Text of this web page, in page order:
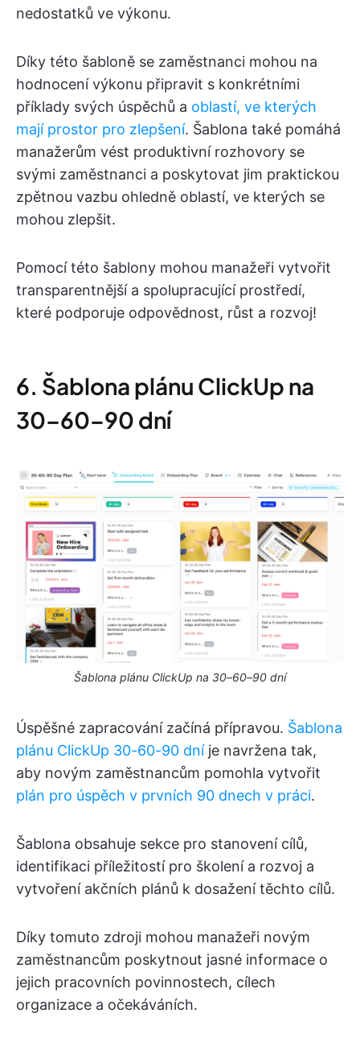
nedostatků ve výkonu.
Díky této šabloně se zaměstnanci mohou na
hodnocení výkonu připravit s konkrétními
příklady svých úspěchů a oblastí, ve kterých
mají prostor pro zlepšení. Šablona také pomáhá
manažerům vést produktivní rozhovory se
svými zaměstnanci a poskytovat jim praktickou
zpětnou vazbu ohledně oblastí, ve kterých se
mohou zlepšit.
Pomocí této šablony mohou manažeři vytvořit
transparentnější a spolupracující prostředí,
které podporuje odpovědnost, růst a rozvoj!
6. Šablona plánu ClickUp na
30–60–90 dní
Šablona plánu ClickUp na 30–60–90 dní
Úspěšné zapracování začíná přípravou. Šablona
plánu ClickUp 30-60-90 dníje navržena tak,
aby novým zaměstnancům pomohla vytvořit
plán pro úspěch v prvních 90 dnech v práci.
Šablona obsahuje sekce pro stanovení cílů,
identifikaci příležitostí pro školení a rozvoj a
vytvoření akčních plánů k dosažení těchto cílů.
Díky tomuto zdroji mohou manažeři novým
zaměstnancům poskytnout jasné informace o
jejich pracovních povinnostech, cílech
organizace a očekáváních.